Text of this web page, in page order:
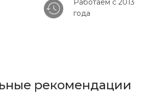
Работаем с 2013
года
рекомендации